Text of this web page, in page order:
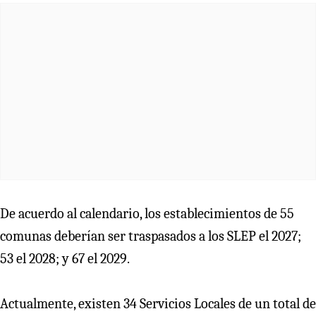
De acuerdo al calendario, los establecimientos de 55
comunas deberían ser traspasados a los SLEP el 2027;
53 el 2028; y 67 el 2029.
Actualmente, existen 34 Servicios Locales de un total de